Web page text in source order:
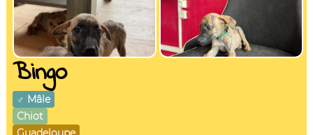
Bingo
♂️ Mâle
Chiot